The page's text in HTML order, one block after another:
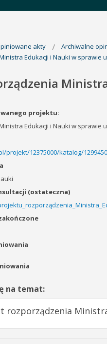
akty Archiwalne
Edukacji i Nauki w sprawie
projektu:
Edukacji i Nauki w sprawie
projekt/12375000/katalog/
(ostateczna)
na temat:
rozporządzenia